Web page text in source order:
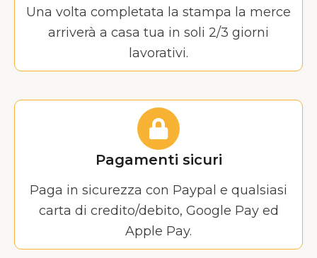
Una volta completata la stampa la merce
arriverà a casa tua in soli 2/3 giorni
lavorativi.
Pagamenti sicuri
Paga in sicurezza con Paypal e qualsiasi
carta di credito/debito, Google Pay ed
Apple Pay.